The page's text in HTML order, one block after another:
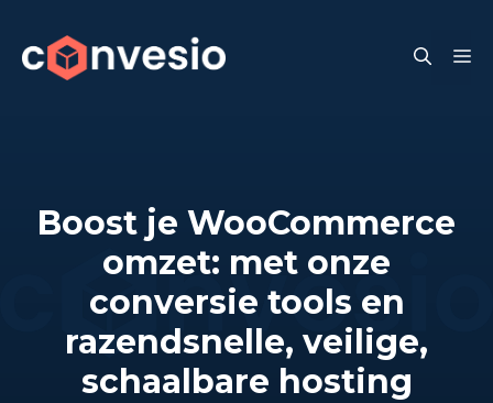
content
Boost je WooCommerce
omzet: met onze
conversie tools en
razendsnelle, veilige,
schaalbare hosting